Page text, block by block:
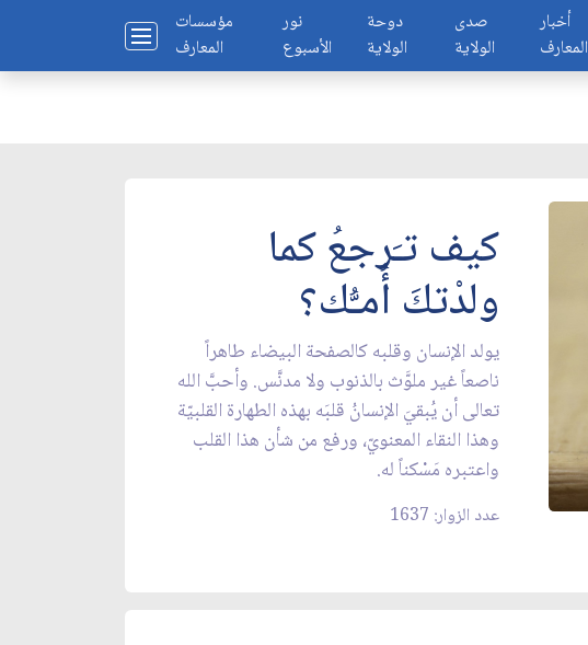
مؤسسات
المعارف
نور
الأسبوع
دوحة
الولاية
صدى
الولاية
أخبار
المعارف
كيف تـَرجعُ كما
ولدْتكَ أُمـُّك؟
يولد الإنسان وقلبه كالصفحة البيضاء طاهراً
ناصعاً غير ملوَّث بالذنوب ولا مدنَّس. وأحبَّ الله
تعالى أن يُبقيَ الإنسانُ قلبَه بهذه الطهارة القلبيّة
وهذا النقاء المعنويّ، ورفع من شأن هذا القلب
واعتبره مَسْكناً له.
عدد الزوار: 1637